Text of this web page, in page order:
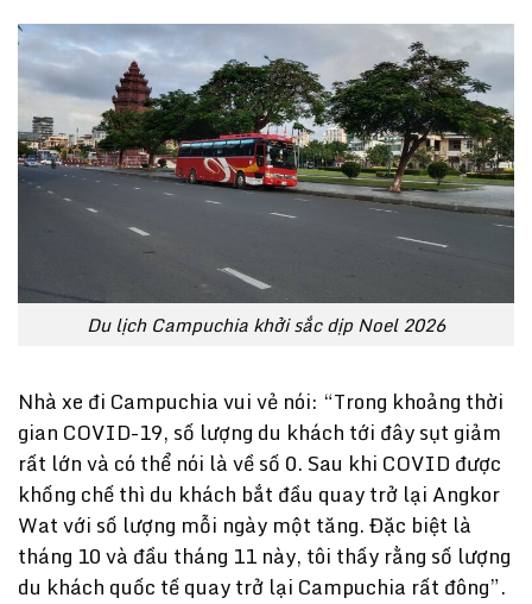
Du lịch Campuchia khởi sắc dịp Noel 2026
Nhà xe đi Campuchia vui vẻ nói: “Trong khoảng thời
gian COVID-19, số lượng du khách tới đây sụt giảm
rất lớn và có thể nói là về số 0. Sau khi COVID được
khống chế thì du khách bắt đầu quay trở lại Angkor
Wat với số lượng mỗi ngày một tăng. Đặc biệt là
tháng 10 và đầu tháng 11 này, tôi thấy rằng số lượng
du khách quốc tế quay trở lại Campuchia rất đông”.